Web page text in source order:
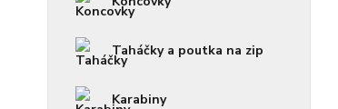
Taháčky a poutka na zip
Karabiny